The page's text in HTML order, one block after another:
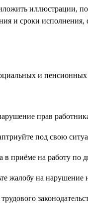
иллюстрации,
и сроки
под свою
жалобу на нарушение